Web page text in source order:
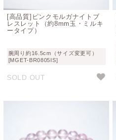
[高品質]ピンクモルガナイトブ
レスレット（約8mm玉・ミルキ
ータイプ）
腕周り約16.5cm（サイズ変更可）
[MGET-BR0805IS]
SOLD OUT